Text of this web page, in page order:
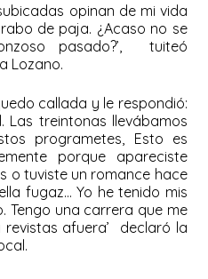
opinan de mi vida
de paja. ¿Acaso no se
pasado?’, tuiteó
Lozano.
callada y le respondió:
Las treintonas llevábamos
programetes, Esto es
porque apareciste
o tuviste un romance hace
fugaz… Yo he tenido mis
Tengo una carrera que me
afuera’ declaró la